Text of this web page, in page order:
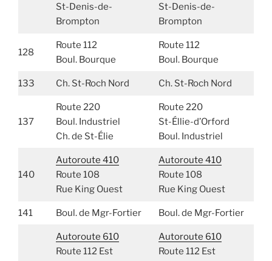
St-Denis-de-
Brompton
St-Denis-de-
Brompton
128
Route 112
Boul. Bourque
Route 112
Boul. Bourque
133 Ch. St-Roch Nord Ch. St-Roch Nord
137
Route 220
Boul. Industriel
Ch. de St-Élie
Route 220
St-Éllie-d’Orford
Boul. Industriel
140
Autoroute 410
Route 108
Rue King Ouest
Autoroute 410
Route 108
Rue King Ouest
141 Boul. de Mgr-Fortier Boul. de Mgr-Fortier
Autoroute 610
Route 112 Est
Autoroute 610
Route 112 Est